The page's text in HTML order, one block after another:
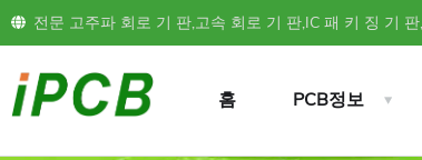
전문 고주파 회로 기 판,고속 회로 기 판,IC 패 키 징 기
홈 PCB정보